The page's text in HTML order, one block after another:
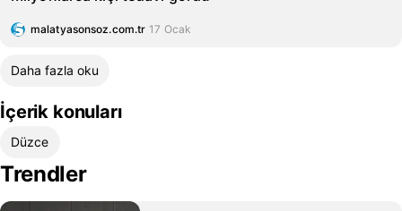
malatyasonsoz.com.tr 17 Ocak
Daha fazla oku
İçerik konuları
Düzce
Trendler